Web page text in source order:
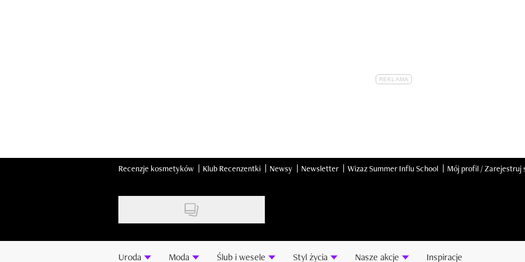
Recenzje kosmetyków Klub Recenzentki Newsy Newsletter Wizaz Summer Influ School Mój profil / Zarejestruj
Uroda Moda Ślub i wesele Styl życia Nasze akcje Inspiracje